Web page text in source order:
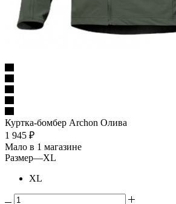
Куртка-бомбер Archon Олива
1 945 ₽
Мало в 1 магазине
Размер—XL
XL